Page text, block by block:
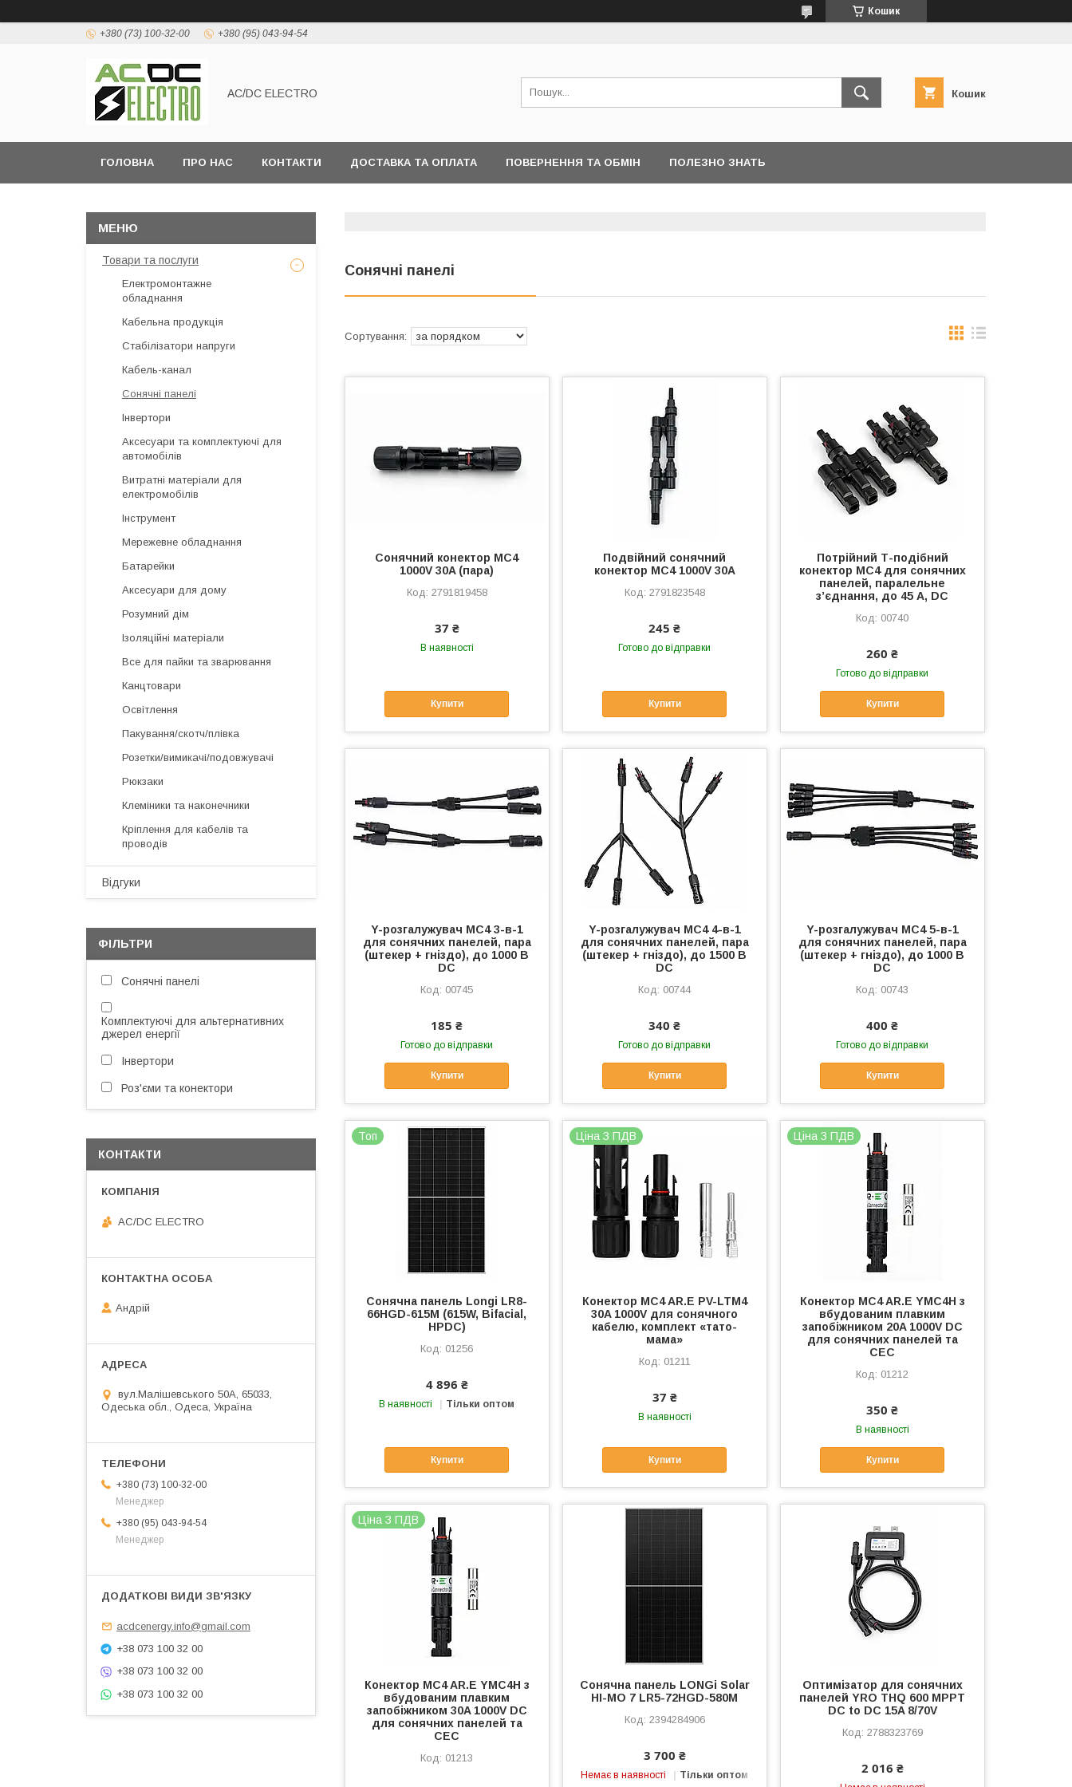
Кошик
+380 (73) 100-32-00 +380 (95) 043-94-54
AC/DC ELECTRO Кошик
ГОЛОВНА ПРО НАС КОНТАКТИ ДОСТАВКА ТА ОПЛАТА ПОВЕРНЕННЯ ТА ОБМІН ПОЛЕЗНО ЗНАТЬ
Сонячні панелі
Сонячний конектор MC4
1000V 30A (пара)
2791819458
37 ₴
В наявності
Купити
Подвійний сонячний
конектор MC4 1000V 30A
2791823548
245 ₴
Готово до відправки
Купити
Потрійний Т-подібний
конектор MC4 для сонячних
панелей, паралельне
з’єднання, до 45 А, DC
00740
260 ₴
Готово до відправки
Купити
Y-розгалужувач MC4 3-в-1
для сонячних панелей, пара
(штекер + гніздо), до 1000 В
DC
00745
185 ₴
Готово до відправки
Купити
Y-розгалужувач MC4 4-в-1
для сонячних панелей, пара
(штекер + гніздо), до 1500 В
DC
00744
340 ₴
Готово до відправки
Купити
Y-розгалужувач MC4 5-в-1
для сонячних панелей, пара
(штекер + гніздо), до 1000 В
DC
00743
400 ₴
Готово до відправки
Купити
Топ
Сонячна панель Longi LR8-
66HGD-615M (615W, Bifacial,
HPDC)
01256
4 896 ₴
В наявності Тільки оптом
Купити
Ціна З ПДВ
Конектор MC4 AR.E PV-LTM4
30A 1000V для сонячного
кабелю, комплект «тато-
мама»
01211
37 ₴
В наявності
Купити
Ціна З ПДВ
Конектор MC4 AR.E YMC4H з
вбудованим плавким
запобіжником 20A 1000V DC
для сонячних панелей та
СЕС
01212
350 ₴
В наявності
Купити
Ціна З ПДВ
Конектор MC4 AR.E YMC4H з
вбудованим плавким
запобіжником 30A 1000V DC
для сонячних панелей та
СЕС
01213
Сонячна панель LONGi Solar
HI-MO 7 LR5-72HGD-580M
2394284906
3 700 ₴
Немає в наявності Тільки оптом
Оптимізатор для сонячних
панелей YRO THQ 600 MPPT
DC to DC 15A 8/70V
2788323769
2 016 ₴
Товари та послуги
Електромонтажне
обладнання
Кабельна продукція
Стабілізатори напруги
Кабель-канал
Сонячні панелі
Інвертори
Аксесуари та комплектуючі для
автомобілів
Витратні матеріали для
електромобілів
Інструмент
Мережевне обладнання
Батарейки
Аксесуари для дому
Розумний дім
Ізоляційні матеріали
Все для пайки та зварювання
Канцтовари
Освітлення
Пакування/скотч/плівка
Розетки/вимикачі/подовжувачі
Рюкзаки
Клеміники та наконечники
Кріплення для кабелів та
проводів
Відгуки
ФІЛЬТРИ
Сонячні панелі
Комплектуючі для альтернативних
джерел енергії
Інвертори
Роз'єми та конектори
КОНТАКТИ
AC/DC ELECTRO
Андрій
вул.Малішевського 50А, 65033,
Одеська обл., Одеса, Україна
+380 (73) 100-32-00
Менеджер
+380 (95) 043-94-54
Менеджер
acdcenergy.info@gmail.com
+38 073 100 32 00
+38 073 100 32 00
+38 073 100 32 00